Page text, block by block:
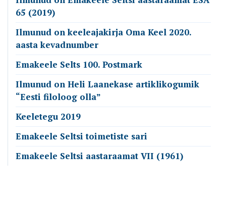
65 (2019)
Ilmunud on keeleajakirja Oma Keel 2020.
aasta kevadnumber
Emakeele Selts 100. Postmark
Ilmunud on Heli Laanekase artiklikogumik
“Eesti filoloog olla”
Keeletegu 2019
Emakeele Seltsi toimetiste sari
Emakeele Seltsi aastaraamat VII (1961)